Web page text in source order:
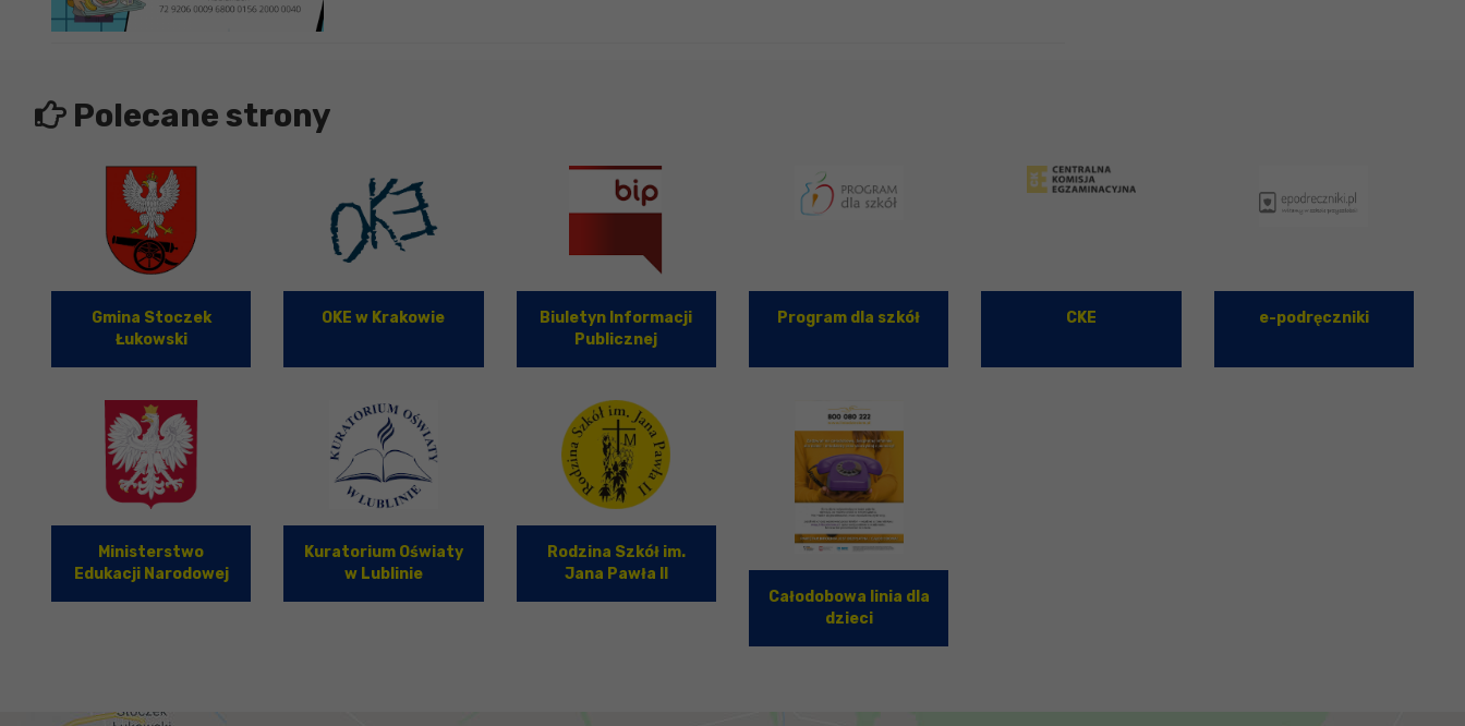
Polecane strony
Gmina Stoczek
Łukowski
OKE w Krakowie
Biuletyn Informacji
Publicznej
Program dla szkół CKE e-podręczniki
Ministerstwo
Edukacji Narodowej
Kuratorium Oświaty
w Lublinie
Rodzina Szkół im.
Jana Pawła II
Całodobowa linia dla
dzieci